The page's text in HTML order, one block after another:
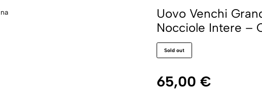
Uovo Venchi
Nocciole Intere –
Sold out
65,00 €